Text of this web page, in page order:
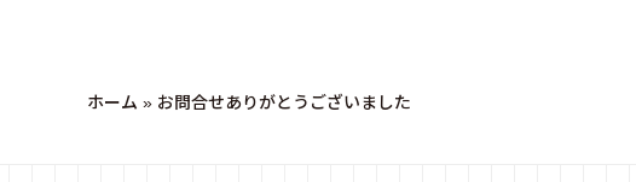
ホーム » お問合せありがとうございました